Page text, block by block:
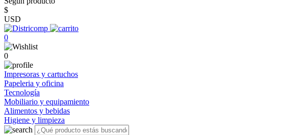
$
USD
0
0
Impresoras y cartuchos
Papeleria y oficina
Tecnología
Mobiliario y equipamiento
Alimentos y bebidas
Higiene y limpieza